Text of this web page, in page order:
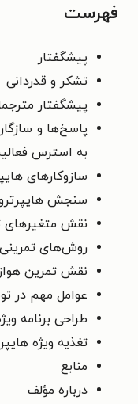
فهرست
پیشگفتار
تشکر و قدردانی
پیشگفتار
پاسخ‌ها و
به استرس
سازوکارهای
سنجش
نقش متغیرهای
روش‌های
نقش تمرین
عوامل مهم در
طراحی برنامه
تغذیه ویژه
منابع
درباره مؤلف